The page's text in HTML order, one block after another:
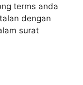
terms anda
dengan
surat